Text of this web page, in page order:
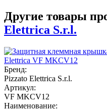
Другие товары
Elettrica S.r.l.
Бренд:
Pizzato Elettrica S.r.l.
Артикул:
VF MKCV12
Наименование: